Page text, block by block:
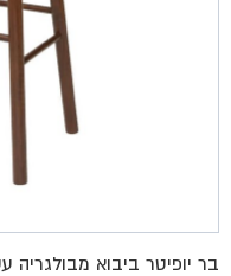
בר יופיטר ביבוא מבולגריה